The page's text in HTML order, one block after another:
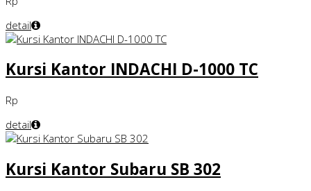
detail
Kursi Kantor INDACHI D-1000 TC
Rp
detail
Kursi Kantor Subaru SB 302